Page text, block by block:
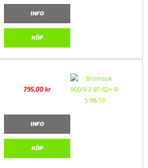
INFO
KÖP
795,00kr
INFO
KÖP